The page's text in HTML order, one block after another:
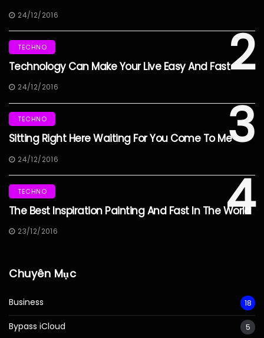
24/12/2016
2
TECHNO
Technology Can Make Your Live Easy And Fast
24/12/2016
3
TECHNO
Sitting Right Here Waiting For You Come To Me
24/12/2016
4
TECHNO
The Best Inspiration Painting And Fast In The World
23/12/2016
Chuyên Mục
Business 18
Bypass iCloud 5